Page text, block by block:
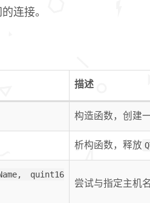
连接。
描述
构造函数，创建
析构函数，释放
quint16
尝试与指定主机